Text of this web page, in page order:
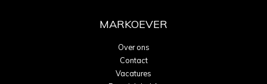
MARKOEVER
Over ons
Contact
Vacatures